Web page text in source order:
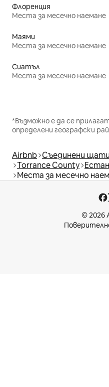
Флоренция
Места за месечно наемане
Маями
Места за месечно наемане
Сиатъл
Места за месечно наемане
*Възможно е да се
определени географски
Airbnb Съединени щати
Torrance County
Места за месечно
© 2026